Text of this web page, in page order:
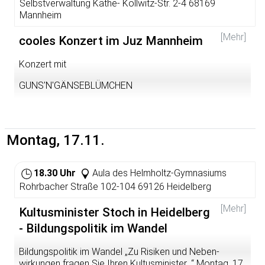
Selbstverwaltung Käthe- Kollwitz-Str. 2-4 68169
Mannheim
[Mehr]
cooles Konzert im Juz Mannheim
Konzert mit
GUNS'N'GÄNSEBLÜMCHEN
members of bands like slux and llamame la muerte.
we're a diy no-profit band, and much more...
SÆVEN SINS Genre: Hardcore/Punkrock/Modern/Other
Montag, 17.11.
18.30 Uhr
Aula des Helmholtz-Gymnasiums
Rohrbacher Straße 102-104 69126 Heidelberg
[Mehr]
Kultusminister Stoch in Heidelberg
- Bildungspolitik im Wandel
Bildungspolitik im Wandel „Zu Risiken und Neben-